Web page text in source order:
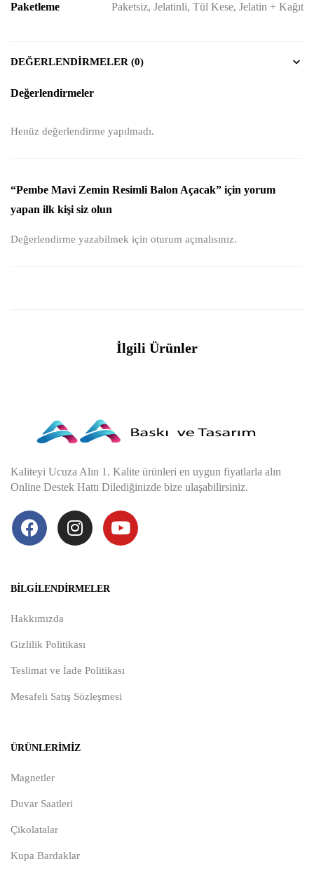
Paketleme Paketsiz, Jelatinli, Tül Kese, Jelatin + Kağıt
DEĞERLENDIRMELER (0)
Değerlendirmeler
Henüz değerlendirme yapılmadı.
“Pembe Mavi Zemin Resimli Balon Açacak” için yorum
yapan ilk kişi siz olun
Değerlendirme yazabilmek için oturum açmalısınız.
İlgili Ürünler
Kaliteyi Ucuza Alın 1. Kalite ürünleri en uygun fiyatlarla alın
Online Destek Hattı Dilediğinizde bize ulaşabilirsiniz.
BILGILENDIRMELER
Hakkımızda
Gizlilik Politikası
Teslimat ve İade Politikası
Mesafeli Satış Sözleşmesi
ÜRÜNLERIMIZ
Magnetler
Duvar Saatleri
Çikolatalar
Kupa Bardaklar